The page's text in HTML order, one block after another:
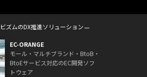
ズムのDX推進ソリューション
EC-ORANGE
モール・マルチブランド・BtoB・
BtoEサービス対応のEC開発ソフ
トウェア